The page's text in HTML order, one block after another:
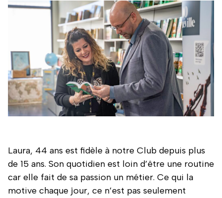
Laura, 44 ans est fidèle à notre Club depuis plus
de 15 ans. Son quotidien est loin d’être une routine
car elle fait de sa passion un métier. Ce qui la
motive chaque jour, ce n’est pas seulement